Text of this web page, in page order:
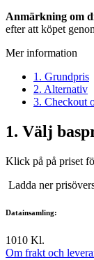
Anmärkning om
efter att köpet
Mer information
1. Grundpris
2. Alternativ
3. Checkout
1. Välj
Klick på på priset
Ladda ner
Datainsamling:
1010 Kl.
Om frakt och